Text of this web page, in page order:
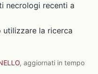
necrologi recenti a
utilizzare la ricerca
, aggiornati in tempo